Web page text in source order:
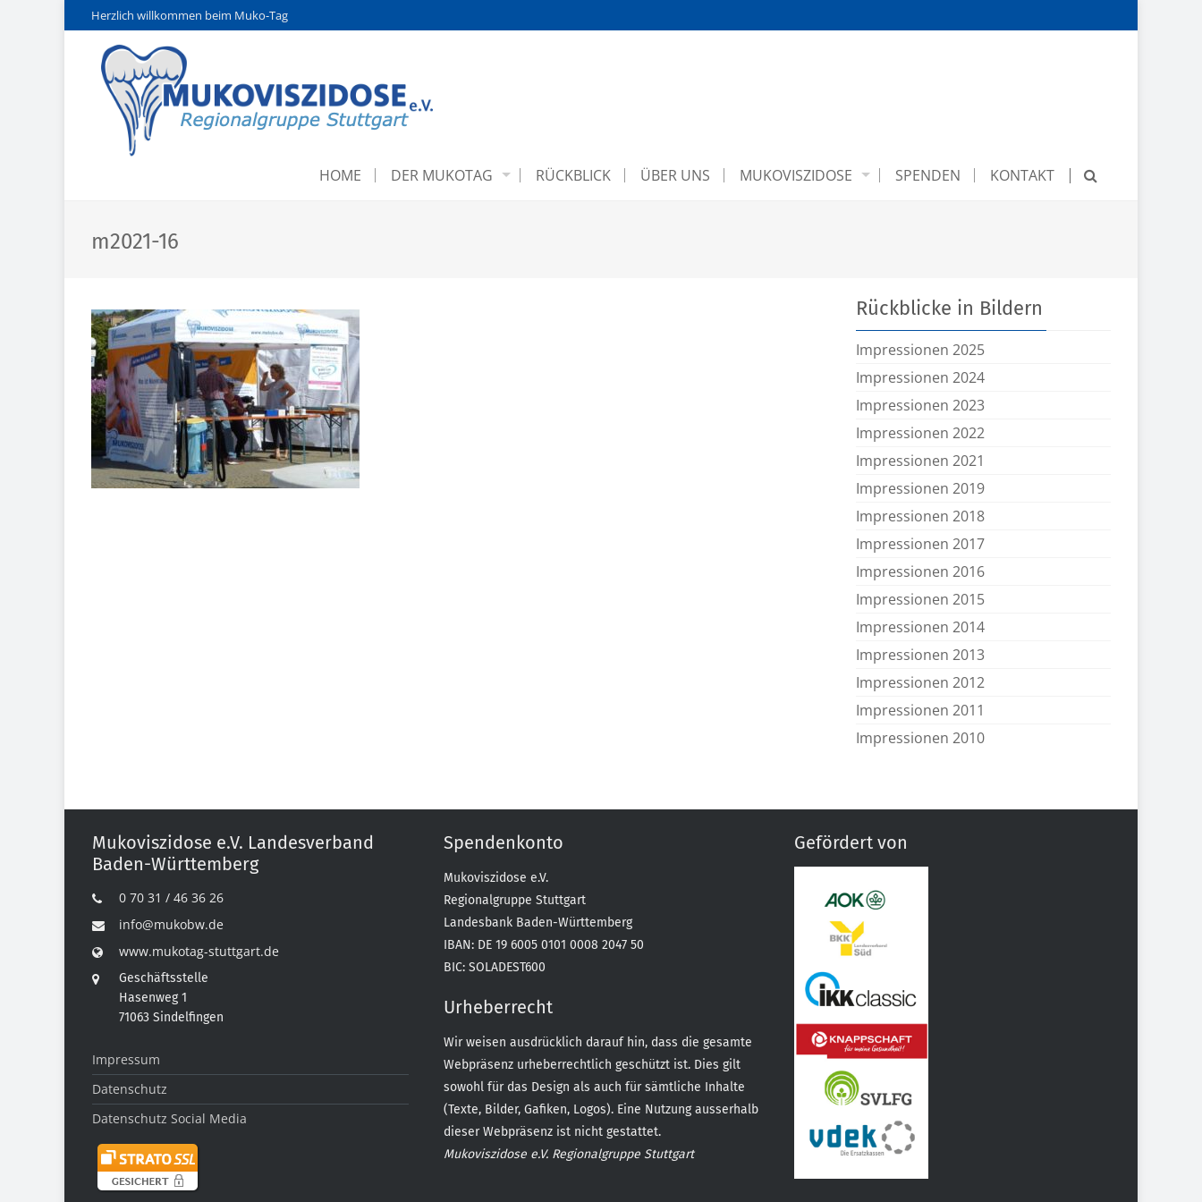
Herzlich willkommen beim Muko-Tag
HOME DER MUKOTAG RÜCKBLICK ÜBER UNS MUKOVISZIDOSE SPENDEN KONTAKT
m2021-16
Rückblicke in Bildern
Impressionen 2025
Impressionen 2024
Impressionen 2023
Impressionen 2022
Impressionen 2021
Impressionen 2019
Impressionen 2018
Impressionen 2017
Impressionen 2016
Impressionen 2015
Impressionen 2014
Impressionen 2013
Impressionen 2012
Impressionen 2011
Impressionen 2010
Mukoviszidose e.V. Landesverband
Baden-Württemberg
0 70 31 / 46 36 26
info@mukobw.de
www.mukotag-stuttgart.de
Geschäftsstelle
Hasenweg 1
71063 Sindelfingen
Impressum
Datenschutz
Datenschutz Social Media
Spendenkonto
Mukoviszidose e.V.
Regionalgruppe Stuttgart
Landesbank Baden-Württemberg
IBAN: DE 19 6005 0101 0008 2047 50
BIC: SOLADEST600
Urheberrecht
Wir weisen ausdrücklich darauf hin, dass die gesamte
Webpräsenz urheberrechtlich geschützt ist. Dies gilt
sowohl für das Design als auch für sämtliche Inhalte
(Texte, Bilder, Gafiken, Logos). Eine Nutzung ausserhalb
dieser Webpräsenz ist nicht gestattet.
Mukoviszidose e.V. Regionalgruppe Stuttgart
Gefördert von